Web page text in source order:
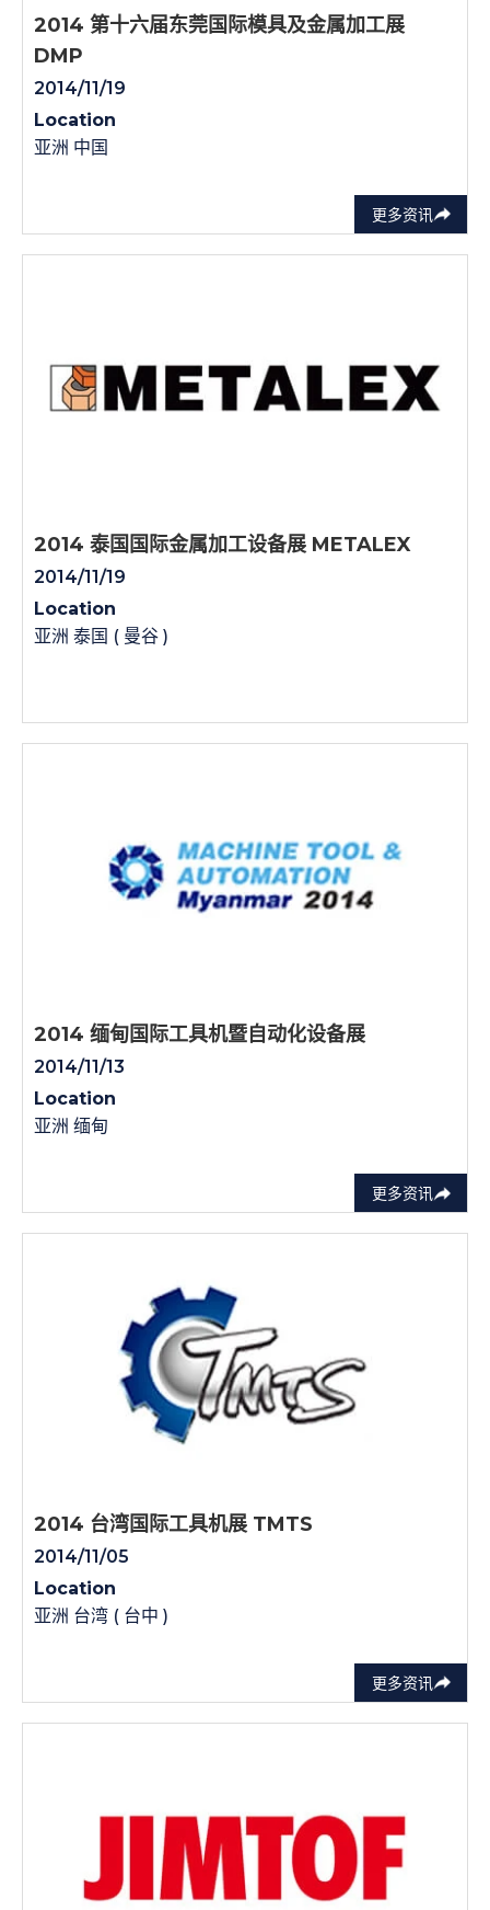
更多资讯
2014 第十六届东莞国际模具及金属加工展
DMP
2014/11/19
Location
亚洲 中国
2014 泰国国际金属加工设备展 METALEX
2014/11/19
Location
亚洲 泰国 ( 曼谷 )
更多资讯
2014 缅甸国际工具机暨自动化设备展
2014/11/13
Location
亚洲 缅甸
更多资讯
2014 台湾国际工具机展 TMTS
2014/11/05
Location
亚洲 台湾 ( 台中 )